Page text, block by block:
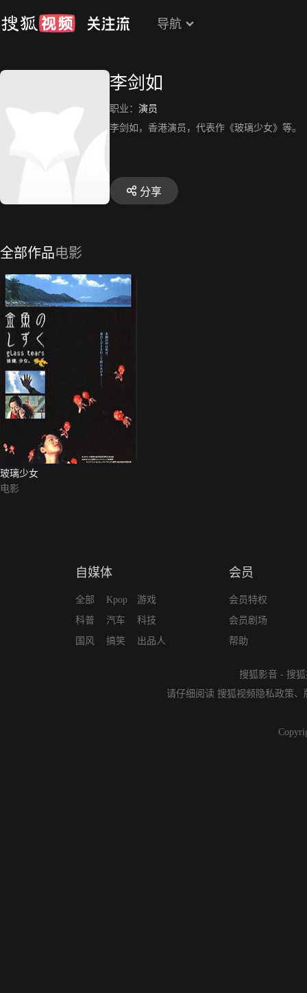
导航
李剑如
职业： 演员
李剑如，香港演员，代表作《玻璃少女》等。
分享
全部作品电影
玻璃少女
电影
自媒体
全部
科普
国风
Kpop
汽车
搞笑
游戏
科技
出品人
会员
会员特权
会员剧场
帮助
搜狐影音 - 搜
请仔细阅读 搜狐视频隐私政策、